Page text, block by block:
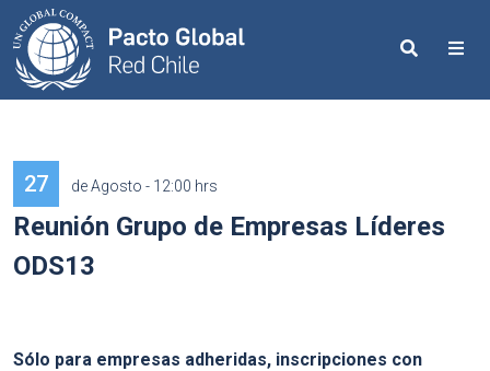
Search
27 de Agosto - 12:00 hrs
Reunión Grupo de Empresas Líderes
ODS13
Sólo para empresas adheridas, inscripciones con